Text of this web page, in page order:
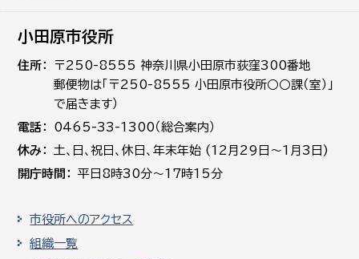
小田原市役所
住所
〒250-8555 神奈川県小田原市荻窪300番地
郵便物は「〒250-8555 小田原市役所○○課（室）」
で届きます）
電話
0465-33-1300（総合案内）
休み
土､日､祝日、休日、年末年始 (12月29日～1月3日)
開庁時間
平日8時30分～17時15分
市役所へのアクセス
組織一覧